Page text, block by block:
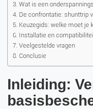
Wat is een
De confrontatie: shunttrip
Keuzegids: welke moet je
Installatie en
Veelgestelde vragen
Conclusie
Inleiding: